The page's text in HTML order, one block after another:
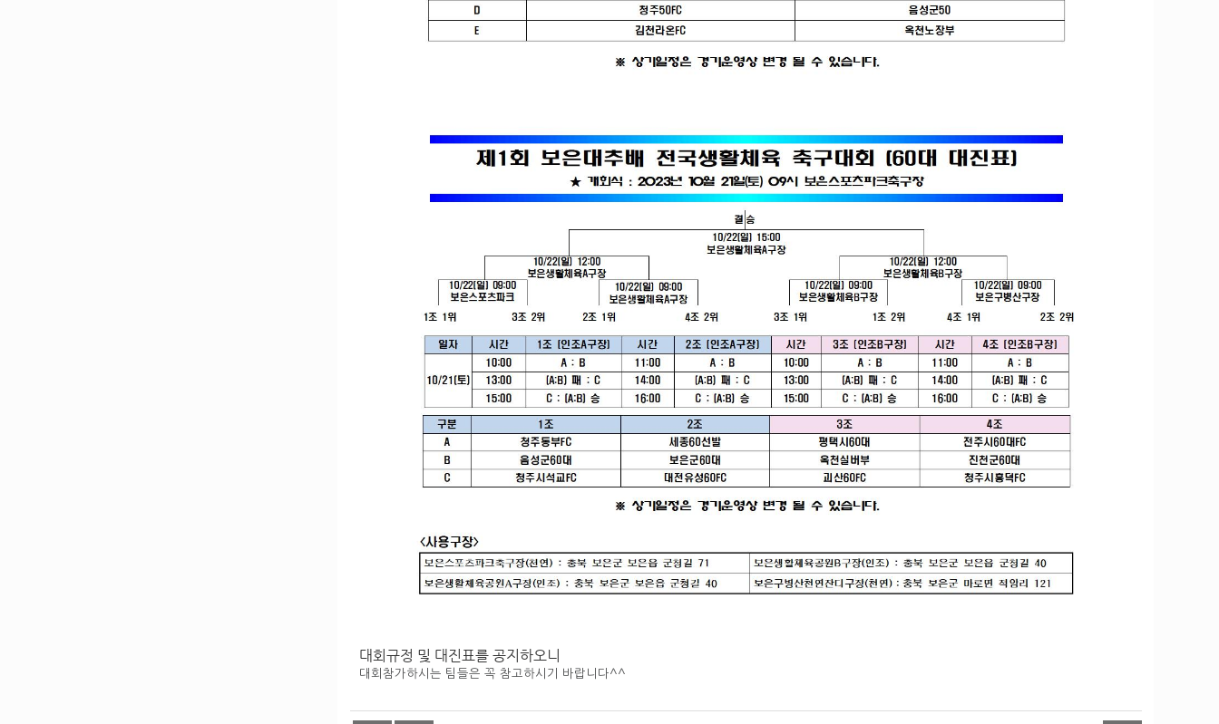
대회규정 및 대진표를 공지하오니
대회참가하시는 팀들은 꼭 참고하시기 바랍니다^^